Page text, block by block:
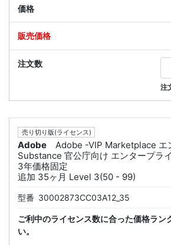
注
売り切り版(ライセンス)
Adobe
Adobe -VIP Marketplace エ
Substance 官公庁向け エンタープラ
3年価格固定
追加 35ヶ月 Level 3(50 - 99)
型番 30002873CC03A12_35
ご利中のライセンス数に合った価格ラン
い。